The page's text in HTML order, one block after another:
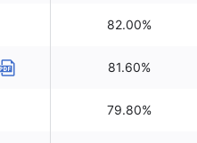
82.00%
81.60%
79.80%